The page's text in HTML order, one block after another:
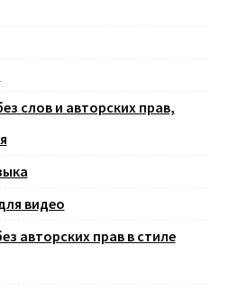
слов и авторских прав,
видео
авторских прав в стиле